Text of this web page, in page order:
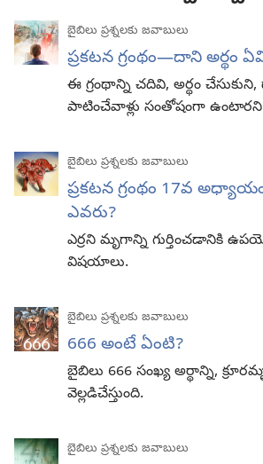
బైబిలు ప్రశ్నలకు జవాబులు
ప్రకటన గ్రంథం—దాని అర్థం
ఈ గ్రంథాన్ని చదివి, అర్థం
పాటించేవాళ్లు సంతోషంగా ఉంటారని
బైబిలు ప్రశ్నలకు జవాబులు
ప్రకటన గ్రంథం 17వ
ఎవరు?
ఎర్రని మృగాన్ని గుర్తించడానికి
విషయాలు.
బైబిలు ప్రశ్నలకు జవాబులు
666 అంటే ఏంటి?
బైబిలు 666 సంఖ్య అర్థాన్ని,
వెల్లడిచేస్తుంది.
బైబిలు ప్రశ్నలకు జవాబులు